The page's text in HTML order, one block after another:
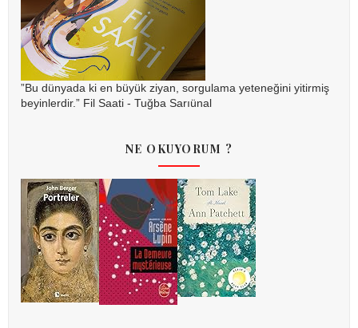
”Bu dünyada ki en büyük ziyan, sorgulama yeteneğini yitirmiş
beyinlerdir.” Fil Saati - Tuğba Sarıünal
NE OKUYORUM ?